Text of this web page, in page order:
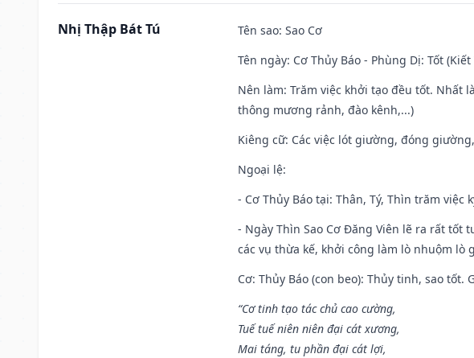
Nhị Thập Bát Tú Tên sao: Sao Cơ
Tên ngày: Cơ Thủy Báo - Phùng Dị: Tốt
Nên làm: Trăm việc khởi tạo đều tốt. Nhất
thông mương rảnh, đào kênh,...)
Kiêng cữ: Các việc lót giường, đóng
Ngoại lệ:
- Cơ Thủy Báo tại: Thân, Tý, Thìn trăm việc
- Ngày Thìn Sao Cơ Đăng Viên lẽ ra rất tốt
các vụ thừa kế, khởi công làm lò nhuộm
Cơ: Thủy Báo (con beo): Thủy tinh, sao
“Cơ tinh tạo tác chủ cao cường,
Tuế tuế niên niên đại cát xương,
Mai táng, tu phần đại cát lợi,